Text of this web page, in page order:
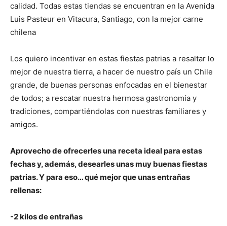
calidad. Todas estas tiendas se encuentran en la Avenida
Luis Pasteur en Vitacura, Santiago, con la mejor carne
chilena
Los quiero incentivar en estas fiestas patrias a resaltar lo
mejor de nuestra tierra, a hacer de nuestro país un Chile
grande, de buenas personas enfocadas en el bienestar
de todos; a rescatar nuestra hermosa gastronomía y
tradiciones, compartiéndolas con nuestras familiares y
amigos.
Aprovecho de ofrecerles una receta ideal para estas
fechas y, además, desearles unas muy buenas fiestas
patrias. Y para eso… qué mejor que unas entrañas
rellenas:
-2 kilos de entrañas